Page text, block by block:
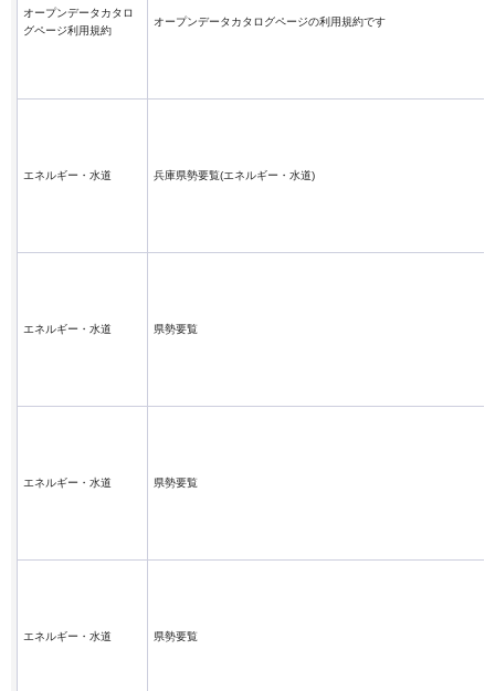
オープンデータカタロ
グページ利用規約
オープンデータカタログページの利用規約です
エネルギー・水道 兵庫県勢要覧(エネルギー・水道)
エネルギー・水道 県勢要覧
エネルギー・水道 県勢要覧
エネルギー・水道 県勢要覧